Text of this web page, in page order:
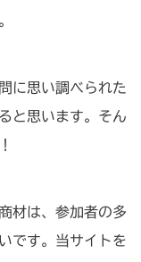
に思い調べられた
と思います。そん
材は、参加者の多
です。当サイトを